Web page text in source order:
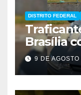
DISTRITO FEDERAL
Brasília
9 DE